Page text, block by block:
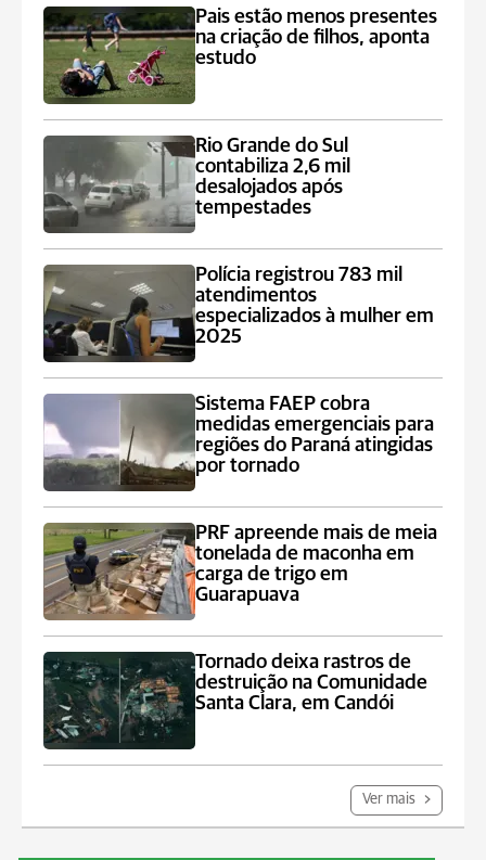
Pais estão menos presentes
na criação de filhos, aponta
estudo
Rio Grande do Sul
contabiliza 2,6 mil
desalojados após
tempestades
Polícia registrou 783 mil
atendimentos
especializados à mulher em
2025
Sistema FAEP cobra
medidas emergenciais para
regiões do Paraná atingidas
por tornado
PRF apreende mais de meia
tonelada de maconha em
carga de trigo em
Guarapuava
Tornado deixa rastros de
destruição na Comunidade
Santa Clara, em Candói
Ver mais